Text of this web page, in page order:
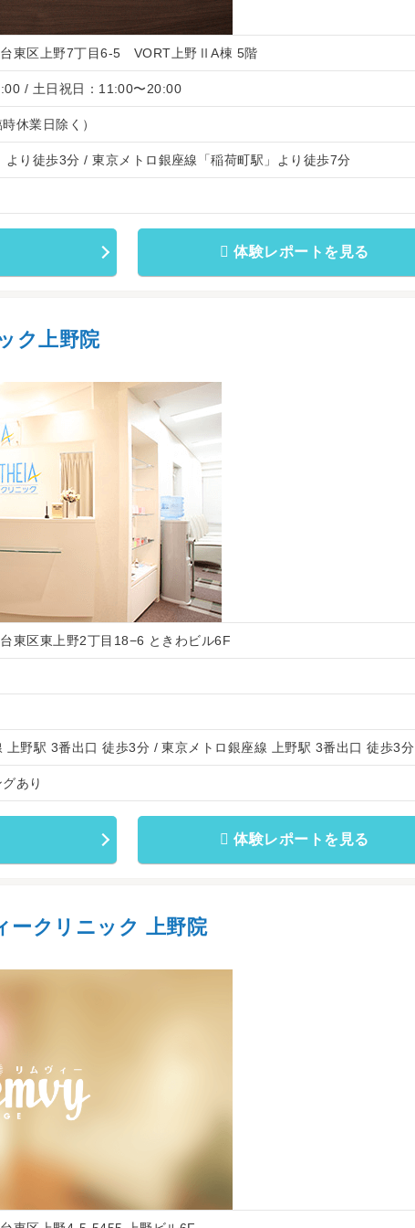
東区上野7丁目6-5 VORT上野ⅡA棟 5階
/ 土日祝日：11:00〜20:00
休業日除く）
より徒歩3分 / 東京メトロ銀座線「稲荷町駅」より徒歩7分
体験レポートを見る
ク上野院
東区東上野2丁目18−6 ときわビル6F
上野駅 3番出口 徒歩3分 / 東京メトロ銀座線 上野駅 3番出口 徒歩3分
あり
体験レポートを見る
ークリニック 上野院